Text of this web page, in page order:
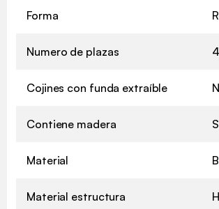
Forma
Numero de plazas 4
Cojines con funda extraíble
Contiene madera
Material
Material estructura